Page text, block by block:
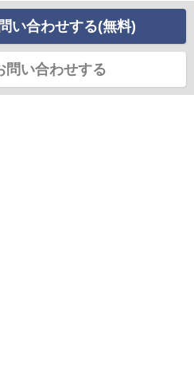
い合わせする(無料)
問い合わせする